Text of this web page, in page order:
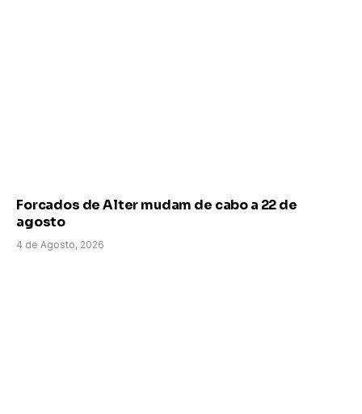
Forcados de Alter mudam de cabo a 22 de
agosto
4 de Agosto, 2026